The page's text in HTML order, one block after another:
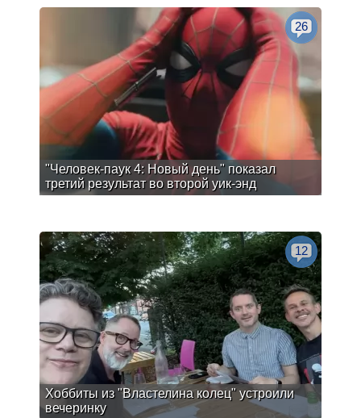
"Человек-паук 4: Новый день" показал
третий результат во второй уик-энд
26
Хоббиты из "Властелина колец" устроили
вечеринку
12